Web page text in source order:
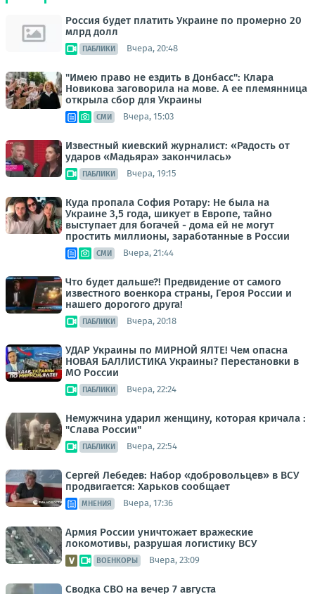
Россия будет платить Украине по промерно 20
млрд долл
ПАБЛИКИ Вчера, 20:48
"Имею право не ездить в Донбасс": Клара
Новикова заговорила на мове. А ее племянница
открыла сбор для Украины
СМИ Вчера, 15:03
Известный киевский журналист: «Радость от
ударов «Мадьяра» закончилась»
ПАБЛИКИ Вчера, 19:15
Куда пропала София Ротару: Не была на
Украине 3,5 года, шикует в Европе, тайно
выступает для богачей - дома ей не могут
простить миллионы, заработанные в России
СМИ Вчера, 21:44
Что будет дальше?! Предвидение от самого
известного военкора страны, Героя России и
нашего дорогого друга!
ПАБЛИКИ Вчера, 20:18
УДАР Украины по МИРНОЙ ЯЛТЕ! Чем опасна
НОВАЯ БАЛЛИСТИКА Украины? Перестановки в
МО России
ПАБЛИКИ Вчера, 22:24
Немужчина ударил женщину, которая кричала :
"Слава России"
ПАБЛИКИ Вчера, 22:54
Сергей Лебедев: Набор «добровольцев» в ВСУ
продвигается: Харьков сообщает
МНЕНИЯ Вчера, 17:36
Армия России уничтожает вражеские
локомотивы, разрушая логистику ВСУ
ВОЕНКОРЫ Вчера, 23:09
Сводка СВО на вечер 7 августа